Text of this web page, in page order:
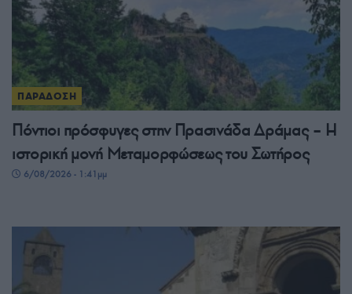
ΠΑΡΑΔΟΣΗ
Πόντιοι πρόσφυγες στην Πρασινάδα Δράμας – Η
ιστορική μονή Μεταμορφώσεως του Σωτήρος
6/08/2026 - 1:41μμ